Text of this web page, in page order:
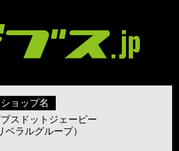
ショップ名
スドットジェーピー
ベラルグループ）